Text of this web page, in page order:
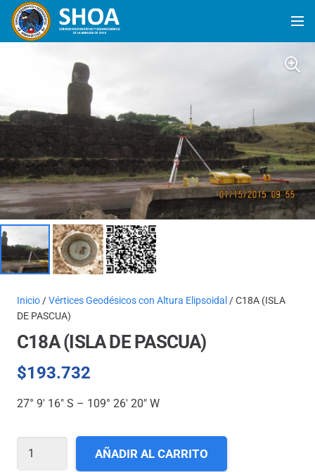
Inicio /Vértices Geodésicos con Altura Elipsoidal / C18A (ISLA
DE PASCUA)
C18A (ISLA DE PASCUA)
$193.732
27° 9′ 16″ S – 109° 26′ 20″ W
C18A
AÑADIR AL CARRITO